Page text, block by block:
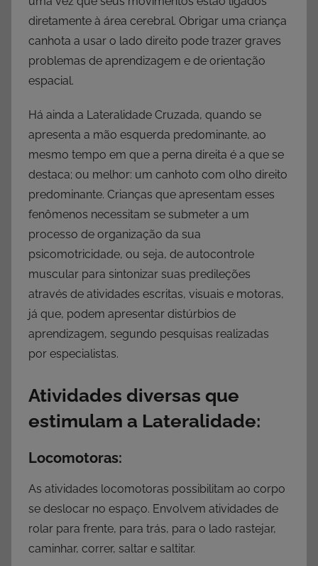
diretamente à área cerebral. Obrigar uma criança
canhota a usar o lado direito pode trazer graves
problemas de aprendizagem e de orientação
espacial.
Há ainda a Lateralidade Cruzada, quando se
apresenta a mão esquerda predominante, ao
mesmo tempo em que a perna direita é a que se
destaca; ou melhor: um canhoto com olho direito
predominante. Crianças que apresentam esses
fenômenos necessitam se submeter a um
processo de organização da sua
psicomotricidade, ou seja, de autocontrole
muscular para sintonizar suas predileções
através de atividades escritas, visuais e motoras,
já que, podem apresentar distúrbios de
aprendizagem, segundo pesquisas realizadas
por especialistas.
Atividades diversas que
estimulam a Lateralidade:
Locomotoras:
As atividades locomotoras possibilitam ao corpo
se deslocar no espaço. Envolvem atividades de
rolar para frente, para trás, para o lado rastejar,
caminhar, correr, saltar e saltitar.